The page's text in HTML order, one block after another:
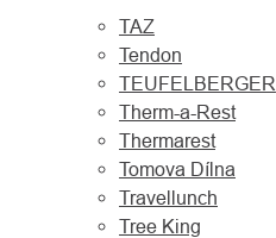
TAZ
Tendon
TEUFELBERGER
Therm-a-Rest
Thermarest
Tomova Dílna
Travellunch
Tree King